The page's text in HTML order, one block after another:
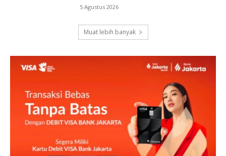
5 Agustus 2026
Muat lebih banyak